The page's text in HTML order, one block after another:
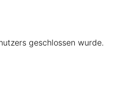
geschlossen wurde.